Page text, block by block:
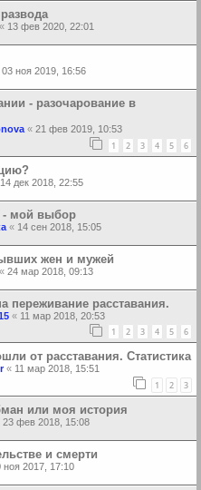
« 13 фев 2020, 22:01
03 ноя 2019, 16:56
- разочарование в
« 21 фев 2019, 10:53
1 2 3 4 5 6
14 дек 2018, 22:55
- мой выбор
« 14 сен 2018, 15:05
жен и мужей
« 24 мар 2018, 09:13
переживание расставания.
« 11 мар 2018, 20:53
1 2 3 4 5 6
от расставания. Статистика
« 11 мар 2018, 15:51
1 2 3
или моя история
23 фев 2018, 15:08
и смерти
ноя 2017, 17:10